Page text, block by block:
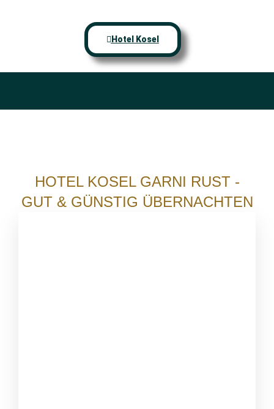
Hotel Kosel
HOTEL KOSEL GARNI RUST -
GUT & GÜNSTIG ÜBERNACHTEN